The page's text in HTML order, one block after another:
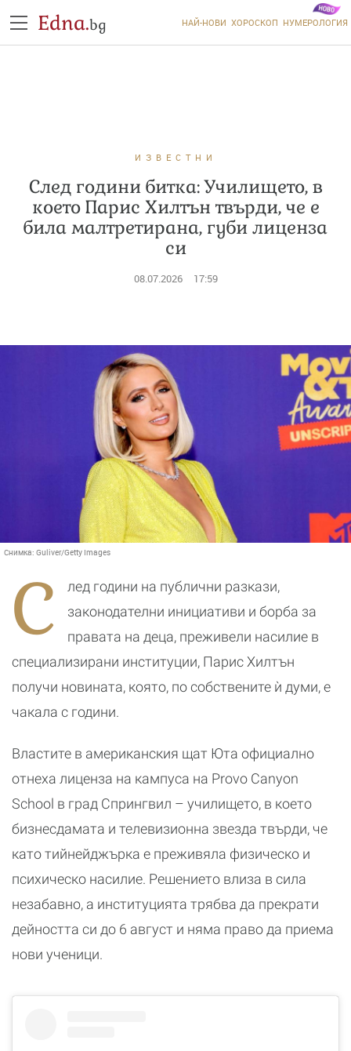
Edna.bg НАЙ-НОВИ ХОРОСКОП НУМЕРОЛОГИЯ
ИЗВЕСТНИ
След години битка: Училището, в
което Парис Хилтън твърди, че е
била малтретирана, губи лиценза
си
08.07.2026 17:59
Снимка: Guliver/Getty Images
С
лед години на публични разкази,
законодателни инициативи и борба за
правата на деца, преживели насилие в
специализирани институции, Парис Хилтън
получи новината, която, по собствените ѝ думи, е
чакала с години.
Властите в американския щат Юта официално
отнеха лиценза на кампуса на Provo Canyon
School в град Спрингвил – училището, в което
бизнесдамата и телевизионна звезда твърди, че
като тийнейджърка е преживяла физическо и
психическо насилие. Решението влиза в сила
незабавно, а институцията трябва да прекрати
дейността си до 6 август и няма право да приема
нови ученици.